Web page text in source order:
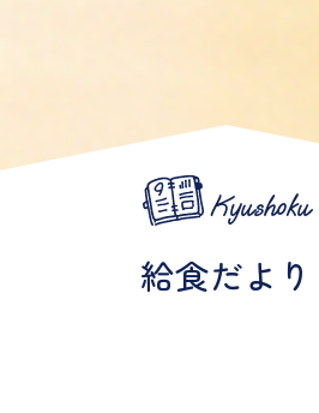
Kyushoku
給食だより